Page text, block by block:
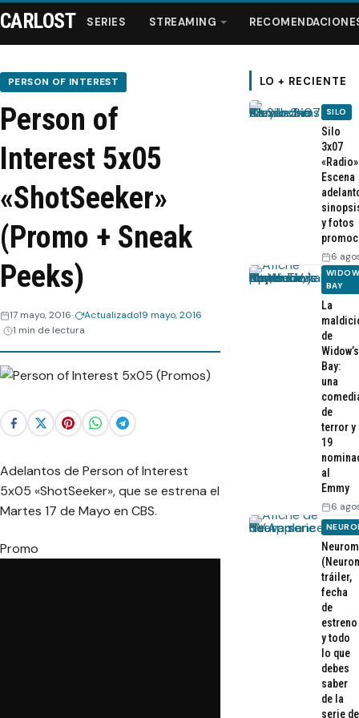
Series
Streaming
Recomendaciones
Webisodios
CARLOST SERIES STREAMING
PERSON OF INTEREST
Person of
Interest 5x05
«ShotSeeker»
(Promo + Sneak
Peeks)
17 mayo, 2016 Actualizado19 mayo, 2016
1 min de lectura
Adelantos de Person of Interest
5x05 «ShotSeeker», que se estrena el
Martes 17 de Mayo en CBS.
Promo
LO + RECIENTE
SILO
Silo
3x07
Escena
y fotos
6
BAY
La
de
Widow’s
Bay:
una
de
terror y
19
al
Emmy
6
tráiler,
fecha
de
estreno
y todo
lo que
debes
saber
de la
serie de